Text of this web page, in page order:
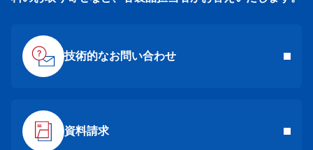
技術的なお問い合わせ
資料請求